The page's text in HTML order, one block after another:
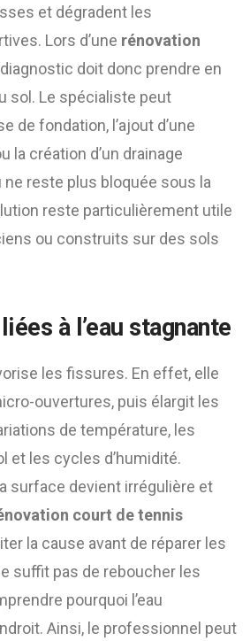
et dégradent les
Lors d’une rénovation
diagnostic doit donc prendre en
sol. Le spécialiste peut
de fondation, l’ajout d’une
la création d’un drainage
ne reste plus bloquée sous la
reste particulièrement utile
ou construits sur des sols
à l’eau stagnante
les fissures. En effet, elle
ouvertures, puis élargit les
de température, les
et les cycles d’humidité.
surface devient irrégulière et
court de tennis
la cause avant de réparer les
suffit pas de reboucher les
pourquoi l’eau
Ainsi, le professionnel peut